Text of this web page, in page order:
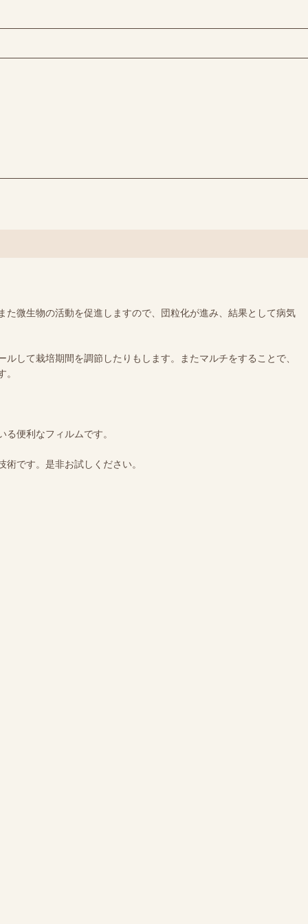
微生物の活動を促進しますので、団粒化が進み、結果として病気
して栽培期間を調節したりもします。またマルチをすることで、
便利なフィルムです。
です。是非お試しください。